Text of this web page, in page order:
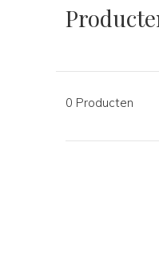
0 Producten